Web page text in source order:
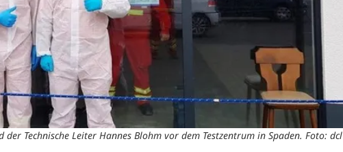
der Technische Leiter Hannes Blohm vor dem Testzentrum in Spaden. Foto: dcl